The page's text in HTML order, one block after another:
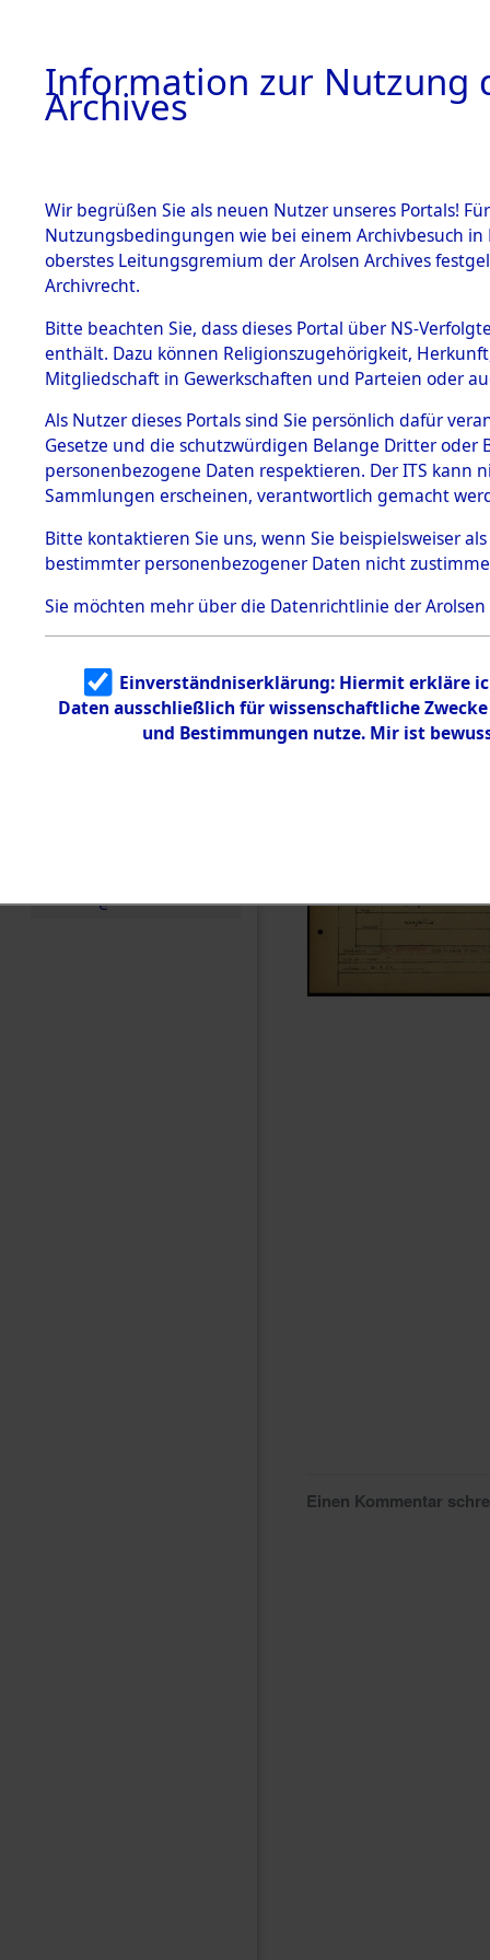
BESTÄNDE
1.
mente
5. Verschiedenes
5.3
Todesmärsche
5.3.1 Alliierte
Erhebungen
zu
Todesmärsch
en
5.3.2
Identifizierun
g
5.3.3
Todesmärsch
e
Dead -
Branch -
0046
Einen Kommentar
Information zur Nutzung
Archives
Wir begrüßen Sie als neuen Nutzer unseres Portals!
Nutzungsbedingungen wie bei einem Archivbesuch
oberstes Leitungsgremium der Arolsen Archives
Archivrecht.
Bitte beachten Sie, dass dieses Portal über NS-
enthält. Dazu können Religionszugehörigkeit,
Mitgliedschaft in Gewerkschaften und Parteien oder
Als Nutzer dieses Portals sind Sie persönlich dafür
Gesetze und die schutzwürdigen Belange Dritter
personenbezogene Daten respektieren. Der ITS
Sammlungen erscheinen, verantwortlich gemacht
Bitte kontaktieren Sie uns, wenn Sie beispielsweiser
bestimmter personenbezogener Daten nicht
Sie möchten mehr über die Datenrichtlinie der Arolsen
Einverständniserklärung: Hiermit erkläre
Daten ausschließlich für wissenschaftliche
und Bestimmungen nutze. Mir ist